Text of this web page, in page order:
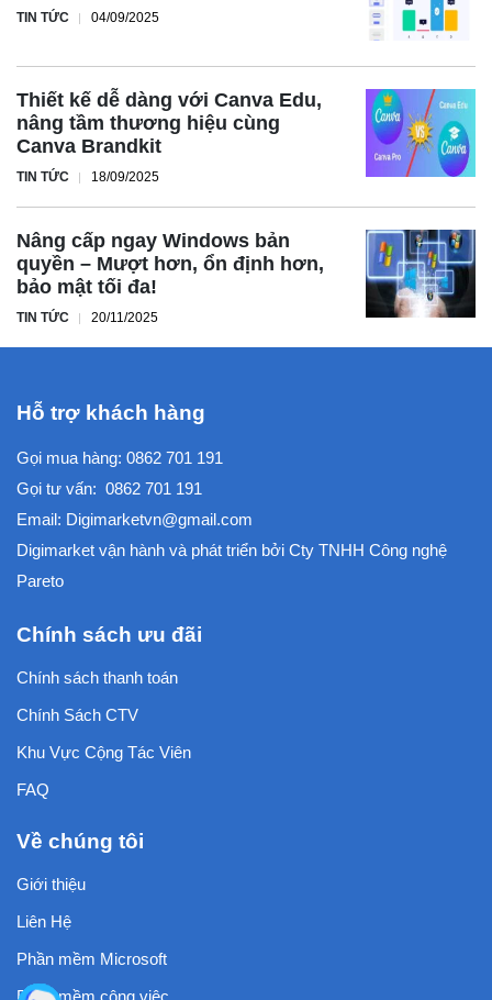
TIN TỨC 04/09/2025
Thiết kế dễ dàng với Canva Edu,
nâng tầm thương hiệu cùng
Canva Brandkit
TIN TỨC 18/09/2025
Nâng cấp ngay Windows bản
quyền – Mượt hơn, ổn định hơn,
bảo mật tối đa!
TIN TỨC 20/11/2025
Hỗ trợ khách hàng
Gọi mua hàng: 0862 701 191
Gọi tư vấn: 0862 701 191
Email: Digimarketvn@gmail.com
Digimarket vận hành và phát triển bởi Cty TNHH Công nghệ
Pareto
Chính sách ưu đãi
Chính sách thanh toán
Chính Sách CTV
Khu Vực Cộng Tác Viên
FAQ
Về chúng tôi
Giới thiệu
Liên Hệ
Phần mềm Microsoft